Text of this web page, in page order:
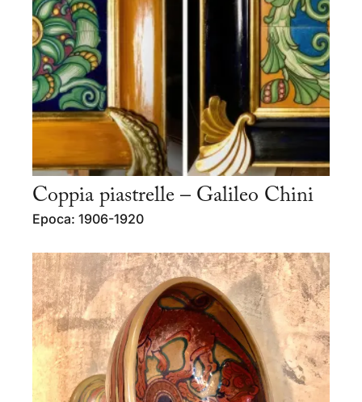
Coppia piastrelle – Galileo Chini
Epoca: 1906-1920